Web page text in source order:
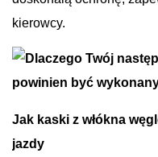
kierowcy.
Jak kaski z włókna
jazdy